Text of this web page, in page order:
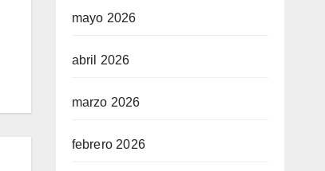
mayo 2026
abril 2026
marzo 2026
febrero 2026